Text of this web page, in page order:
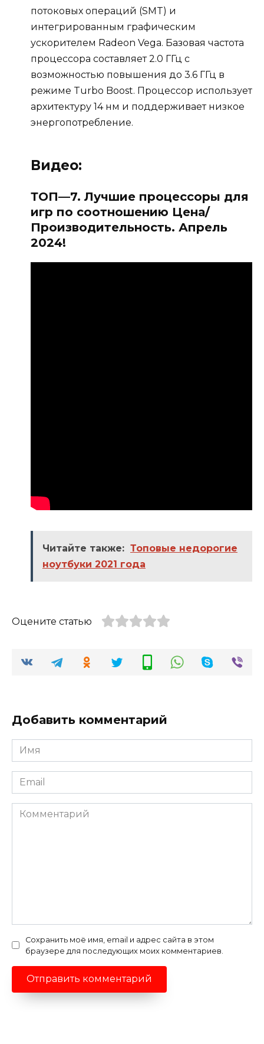
потоковых операций (SMT) и
интегрированным графическим
ускорителем Radeon Vega. Базовая частота
процессора составляет 2.0 ГГц с
возможностью повышения до 3.6 ГГц в
режиме Turbo Boost. Процессор использует
архитектуру 14 нм и поддерживает низкое
энергопотребление.
Видео:
ТОП—7. Лучшие процессоры для
игр по соотношению Цена/
Производительность. Апрель
2024!
Читайте также: Топовые недорогие
ноутбуки 2021 года
Оцените статью
Добавить комментарий
Имя
*
Email
*
Комментарий
Сохранить моё имя, email и адрес сайта в этом
браузере для последующих моих комментариев.